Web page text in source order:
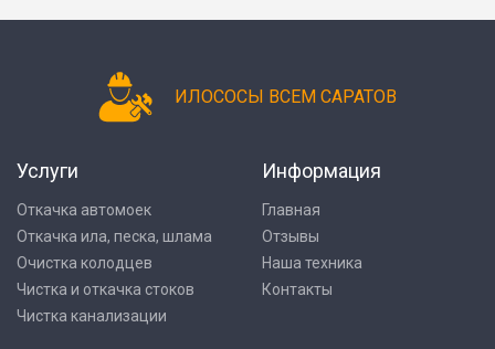
ИЛОСОСЫ ВСЕМ САРАТОВ
Услуги
Откачка автомоек
Откачка ила, песка, шлама
Очистка колодцев
Чистка и откачка стоков
Чистка канализации
Информация
Главная
Отзывы
Наша техника
Контакты